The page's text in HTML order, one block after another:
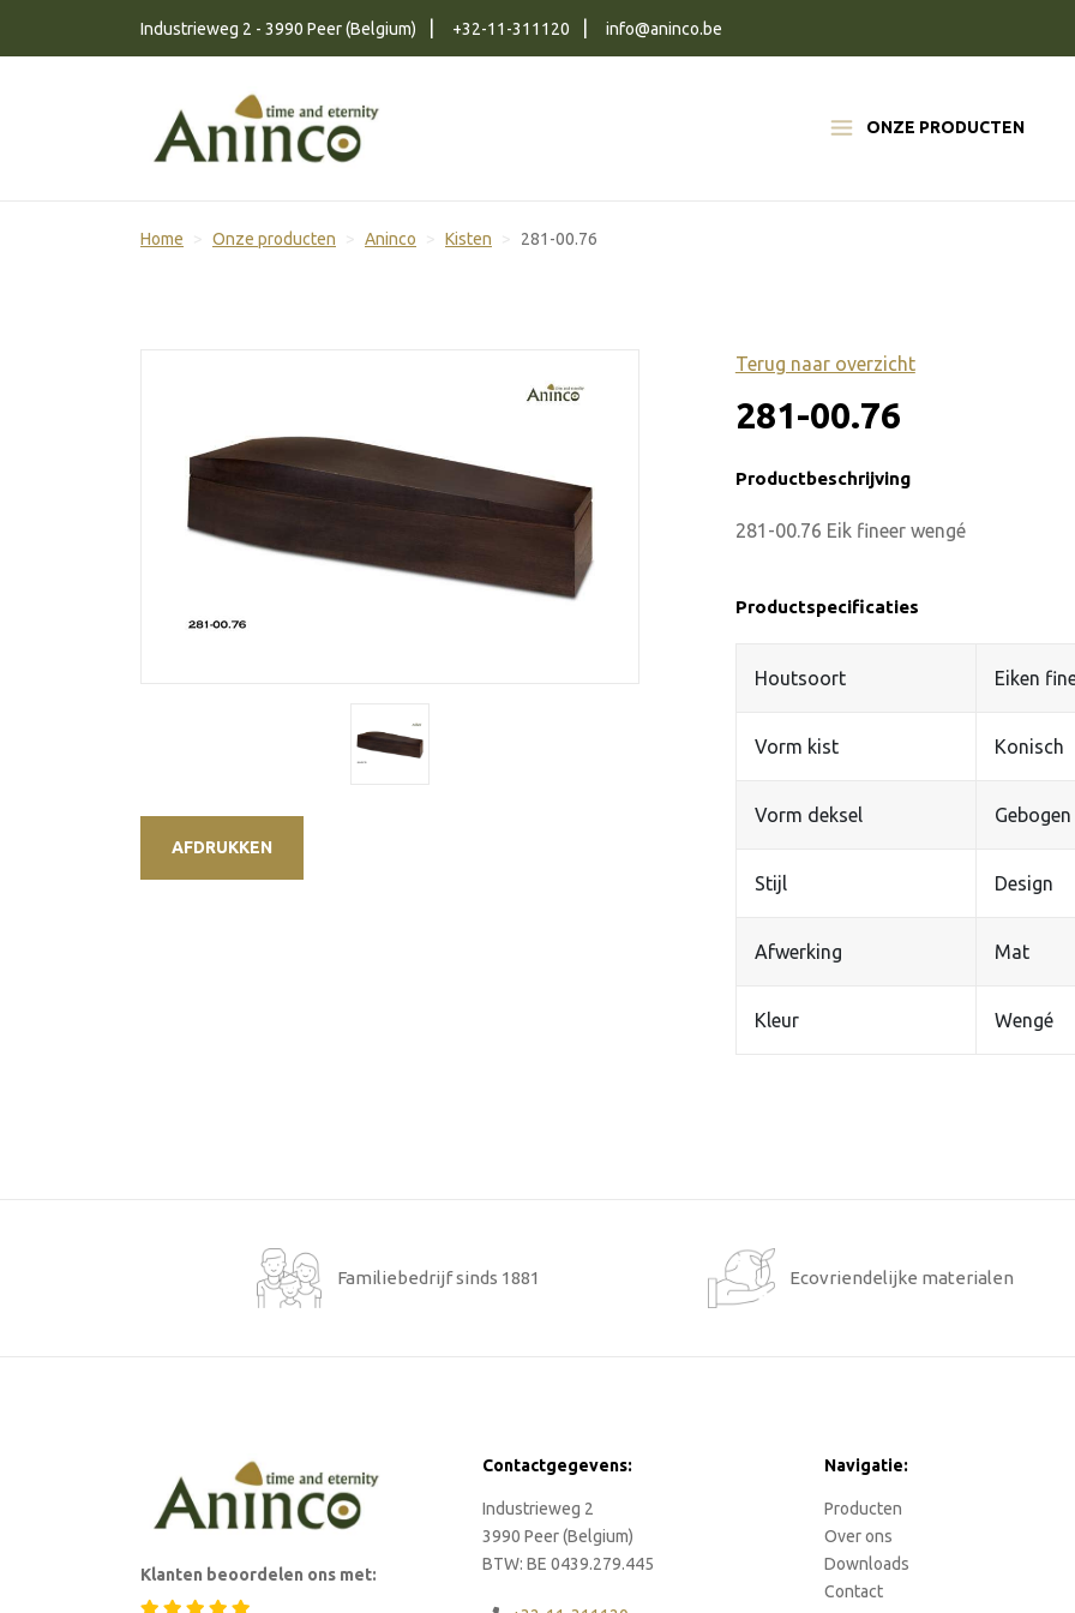
ONZE PRODUCTEN
Industrieweg 2 - 3990 Peer (Belgium) +32-11-311120 info@aninco.be
Home Onze producten Aninco Kisten 281-00.76
AFDRUKKEN
Terug naar overzicht
281-00.76
Productbeschrijving
281-00.76 Eik fineer wengé
Productspecificaties
Houtsoort Eiken
Vorm kist Konisch
Vorm deksel Gebogen
Stijl Design
Afwerking Mat
Kleur Wengé
Familiebedrijf sinds 1881 Ecovriendelijke materialen
Klanten beoordelen ons met:
Contactgegevens:
Industrieweg 2
3990 Peer (Belgium)
BTW: BE 0439.279.445
Navigatie:
Producten
Over ons
Downloads
Contact